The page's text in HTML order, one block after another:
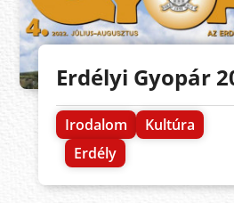
Erdélyi Gyopár
Irodalom
Kultúra
Erdély